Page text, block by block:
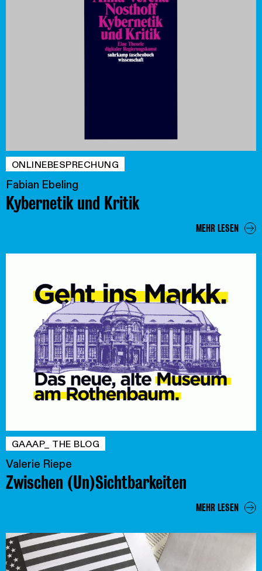
ONLINEBESPRECHUNG
Fabian Ebeling
Kybernetik und Kritik
MEHR LESEN
GAAAP_ THE BLOG
Valerie Riepe
Zwischen (Un)Sichtbarkeiten
MEHR LESEN